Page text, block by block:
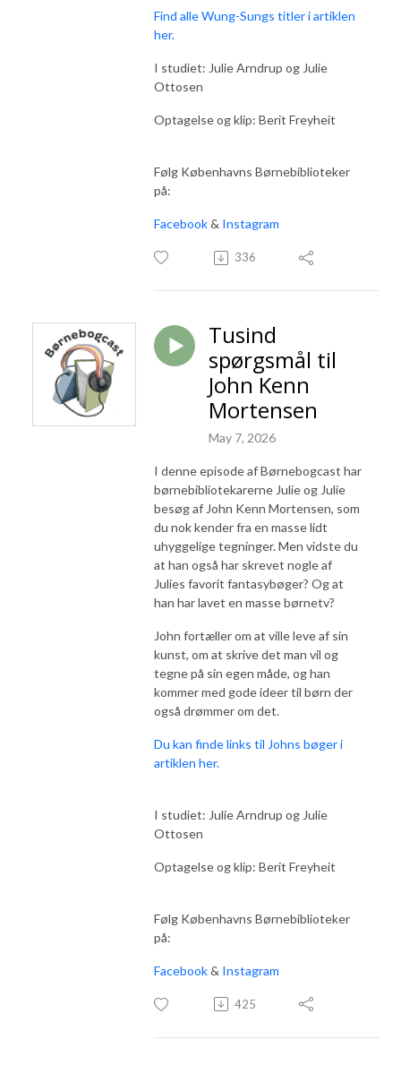
Find alle Wung-Sungs titler i artiklen
her.
I studiet: Julie Arndrup og Julie
Ottosen
Optagelse og klip: Berit Freyheit
Følg Københavns Børnebiblioteker
på:
Facebook& Instagram
336
Tusind
spørgsmål til
John Kenn
Mortensen
May 7, 2026
I denne episode af Børnebogcast har
børnebibliotekarerne Julie og Julie
besøg af John Kenn Mortensen, som
du nok kender fra en masse lidt
uhyggelige tegninger. Men vidste du
at han også har skrevet nogle af
Julies favorit fantasybøger? Og at
han har lavet en masse børnetv?
John fortæller om at ville leve af sin
kunst, om at skrive det man vil og
tegne på sin egen måde, og han
kommer med gode ideer til børn der
også drømmer om det.
Du kan finde links til Johns bøger i
artiklen her.
I studiet: Julie Arndrup og Julie
Ottosen
Optagelse og klip: Berit Freyheit
Følg Københavns Børnebiblioteker
på:
Facebook& Instagram
425